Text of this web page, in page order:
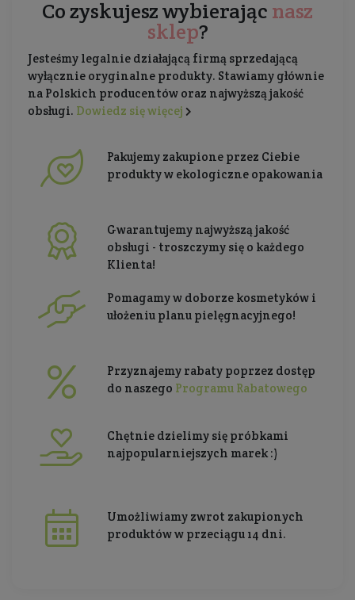
Co zyskujesz wybierając nasz
sklep?
Jesteśmy legalnie działającą firmą sprzedającą
wyłącznie oryginalne produkty. Stawiamy głównie
na Polskich producentów oraz najwyższą jakość
obsługi. Dowiedz się więcej
Pakujemy zakupione przez Ciebie
produkty w ekologiczne opakowania
Gwarantujemy najwyższą jakość
obsługi - troszczymy się o każdego
Klienta!
Pomagamy w doborze kosmetyków i
ułożeniu planu pielęgnacyjnego!
Przyznajemy rabaty poprzez dostęp
do naszego Programu Rabatowego
Chętnie dzielimy się próbkami
najpopularniejszych marek :)
Umożliwiamy zwrot zakupionych
produktów w przeciągu 14 dni.